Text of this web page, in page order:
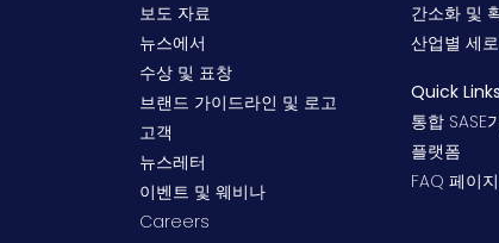
보도 자료
뉴스에서
수상 및 표창
브랜드 가이드라인 및 로고
고객
뉴스레터
이벤트 및 웨비나
Careers
간소화 및
산업별 세
Quick Links
통합 SASE
플랫폼
FAQ 페이지